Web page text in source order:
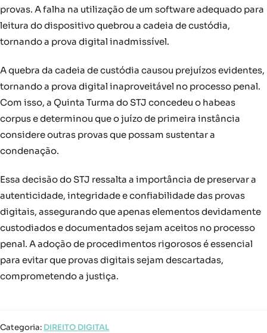
provas. A falha na utilização de um software adequado para
leitura do dispositivo quebrou a cadeia de custódia,
tornando a prova digital inadmissível.
A quebra da cadeia de custódia causou prejuízos evidentes,
tornando a prova digital inaproveitável no processo penal.
Com isso, a Quinta Turma do STJ concedeu o habeas
corpus e determinou que o juízo de primeira instância
considere outras provas que possam sustentar a
condenação.
Essa decisão do STJ ressalta a importância de preservar a
autenticidade, integridade e confiabilidade das provas
digitais, assegurando que apenas elementos devidamente
custodiados e documentados sejam aceitos no processo
penal. A adoção de procedimentos rigorosos é essencial
para evitar que provas digitais sejam descartadas,
comprometendo a justiça.
Categoria: DIREITO DIGITAL